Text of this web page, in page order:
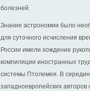
болезней.
Знание астрономии было
для суточного исчисления
России имели хождение
компиляции иностранных
системы Птолемея. В
западноевропейских